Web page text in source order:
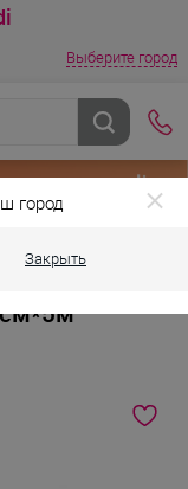
город
Закрыть
Выберите город
одежда для